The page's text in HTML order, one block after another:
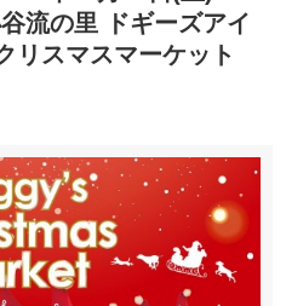
流の里 ドギーズアイ
リスマスマーケット